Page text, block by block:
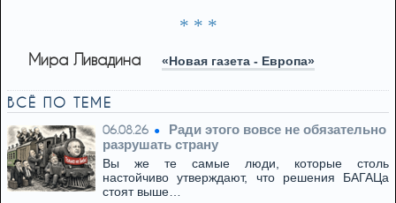
* * *
Мира Ливадина «Новая газета - Европа»
ВСЁ ПО ТЕМЕ
06.08.26
Ради этого вовсе не обязательно
разрушать страну
Вы же те самые люди, которые столь
настойчиво утверждают, что решения БАГАЦа
стоят выше…